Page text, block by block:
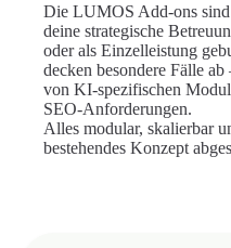
Die LUMOS Add-ons
deine strategische
oder als Einzelleistung
decken besondere Fälle ab
von KI-spezifischen
SEO-Anforderungen.
Alles modular, skalierbar
bestehendes Konzept